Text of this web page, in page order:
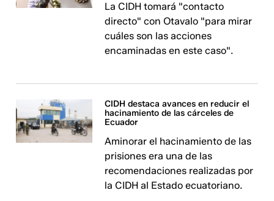
La CIDH tomará "contacto
directo" con Otavalo "para mirar
cuáles son las acciones
encaminadas en este caso".
CIDH destaca avances en reducir el
hacinamiento de las cárceles de
Ecuador
Aminorar el hacinamiento de las
prisiones era una de las
recomendaciones realizadas por
la CIDH al Estado ecuatoriano.